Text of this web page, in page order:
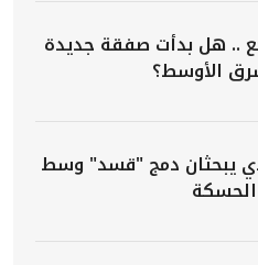
.. هل بدأت صفقة جديدة
الأوسط؟
يبحثان دمج "قسد" وسط